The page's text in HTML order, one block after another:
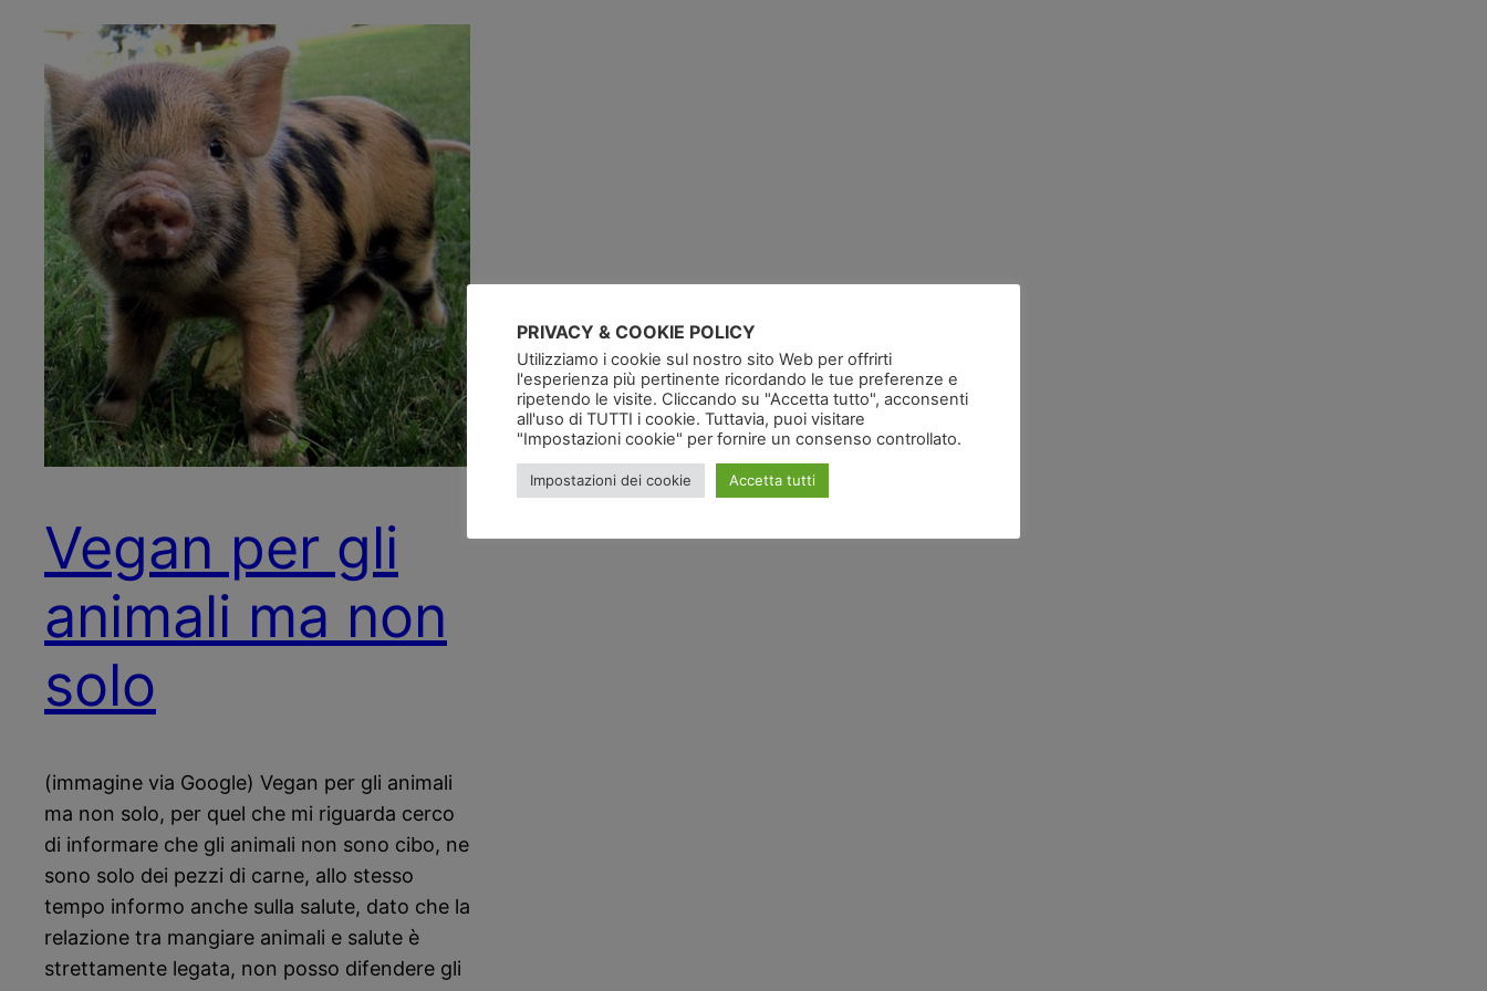
Vegan per gli
animali ma non
solo
(immagine via Google) Vegan per gli animali
ma non solo, per quel che mi riguarda cerco
di informare che gli animali non sono cibo, ne
sono solo dei pezzi di carne, allo stesso
tempo informo anche sulla salute, dato che la
relazione tra mangiare animali e salute è
strettamente legata, non posso difendere gli
PRIVACY & COOKIE POLICY
Utilizziamo i cookie sul nostro sito Web per offrirti
l'esperienza più pertinente ricordando le tue preferenze e
ripetendo le visite. Cliccando su "Accetta tutto", acconsenti
all'uso di TUTTI i cookie. Tuttavia, puoi visitare
"Impostazioni cookie" per fornire un consenso controllato.
Impostazioni dei cookie Accetta tutti